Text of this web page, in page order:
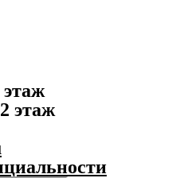
этаж
этаж